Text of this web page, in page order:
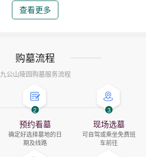
查看更多
购墓流程
九公山陵园购墓服务流程
2
预约看墓
确定好选择墓地的日
期及线路
3
现场选墓
可自驾或乘坐免费班
车前往